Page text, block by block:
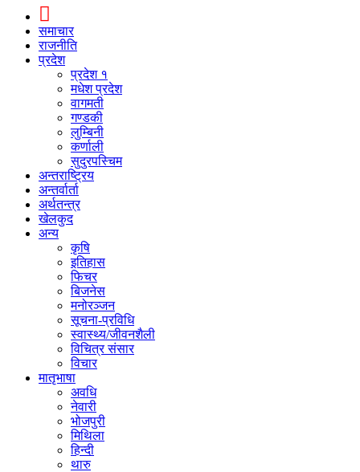
समाचार
राजनीति
प्रदेश
प्रदेश १
मधेश प्रदेश
वागमती
गण्डकी
लुम्बिनी
कर्णाली
सुदुरपस्चिम
अन्तराष्ट्रिय
अन्तर्वार्ता
अर्थतन्त्र
खेलकुद
अन्य
कृषि
इतिहास
फिचर
बिजनेस
मनोरञ्जन
सूचना-प्रविधि
स्वास्थ्य/जीवनशैली
विचित्र संसार
विचार
मातृभाषा
अवधि
नेवारी
भोजपुरी
मिथिला
हिन्दी
थारु